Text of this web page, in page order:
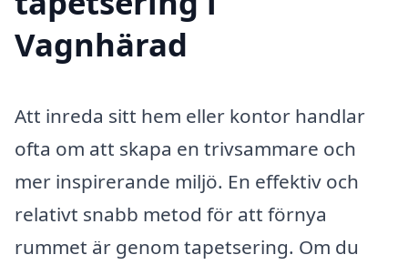
Vagnhärad
Att inreda sitt hem eller kontor handlar
ofta om att skapa en trivsammare och
mer inspirerande miljö. En effektiv och
relativt snabb metod för att förnya
rummet är genom tapetsering. Om du